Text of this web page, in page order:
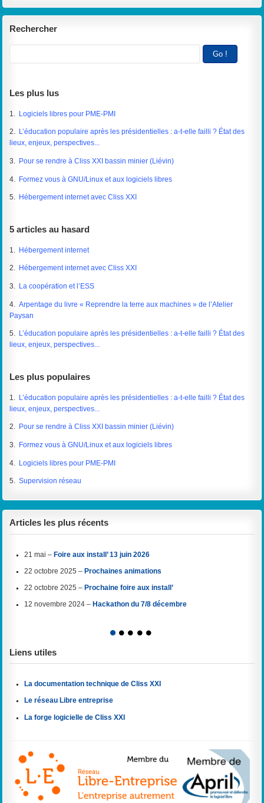
Rechercher
Les plus lus
1. Logiciels libres pour PME-PMI
2.
L’éducation populaire après les présidentielles : a-t-elle failli ? État des
lieux, enjeux, perspectives...
3. Pour se rendre à Cliss XXI bassin minier (Liévin)
4. Formez vous à GNU/Linux et aux logiciels libres
5. Hébergement internet avec Cliss XXI
5 articles au hasard
1. Hébergement internet
2. Hébergement internet avec Cliss XXI
3. La coopération et l’ESS
4.Arpentage du livre « Reprendre la terre aux machines » de l’Atelier
Paysan
5.
L’éducation populaire après les présidentielles : a-t-elle failli ? État des
lieux, enjeux, perspectives...
Les plus populaires
1.
L’éducation populaire après les présidentielles : a-t-elle failli ? État des
lieux, enjeux, perspectives...
2. Pour se rendre à Cliss XXI bassin minier (Liévin)
3. Formez vous à GNU/Linux et aux logiciels libres
4. Logiciels libres pour PME-PMI
5.Supervision réseau
Articles les plus récents
21 mai – Foire aux install’ 13 juin 2026
22 octobre 2025 – Prochaines animations
22 octobre 2025 – Prochaine foire aux install’
12 novembre 2024 – Hackathon du 7/8 décembre
1 2 3 4 5
Liens utiles
La documentation technique de Cliss XXI
Le réseau Libre entreprise
La forge logicielle de Cliss XXI